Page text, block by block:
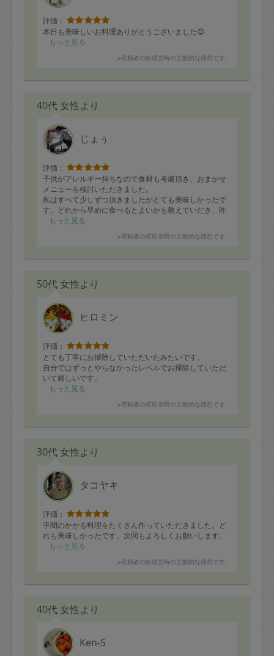
評価：
本日も美味しいお料理ありがとうございました😊
もっと見る
※依頼者の依頼当時の主観的な感想です。
40代 女性より
じょぅ
評価：
子供がアレルギー持ちなので食材も考慮頂き、おまかせ
メニューを検討いただきました。
私はすべて少しずつ頂きましたがとても美味しかったで
す。どれから早めに食べるとよいかも教えていだき、昨
晩は家族で食べましたが子供はおいしいと言ってすごい
また機会がありましたらお願いしたいです。
した。
もっと見る
※依頼者の依頼当時の主観的な感想です。
50代 女性より
ヒロミン
評価：
とても丁寧にお掃除していただいたみたいです。
自分ではずっとやらなかったレベルでお掃除していただ
いて嬉しいです。
もっと見る
※依頼者の依頼当時の主観的な感想です。
30代 女性より
タコヤキ
評価：
手間のかかる料理をたくさん作っていただきました。ど
れも美味しかったです。次回もよろしくお願いします。
もっと見る
※依頼者の依頼当時の主観的な感想です。
40代 女性より
Ken-S